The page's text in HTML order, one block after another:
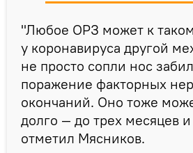
"Любое ОРЗ может к
у коронавируса другой
не просто сопли нос
поражение факторных
окончаний. Оно тоже
долго ― до трех месяцев
отметил Мясников.